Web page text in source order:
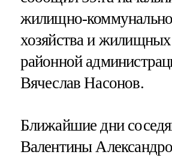
жилищно-
хозяйства и
районной
Вячеслав Насонов.
Ближайшие дни
Валентины